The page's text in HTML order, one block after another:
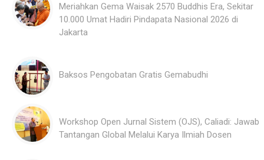
Meriahkan Gema Waisak 2570 Buddhis Era, Sekitar
10.000 Umat Hadiri Pindapata Nasional 2026 di
Jakarta
Baksos Pengobatan Gratis Gemabudhi
Workshop Open Jurnal Sistem (OJS), Caliadi: Jawab
Tantangan Global Melalui Karya Ilmiah Dosen